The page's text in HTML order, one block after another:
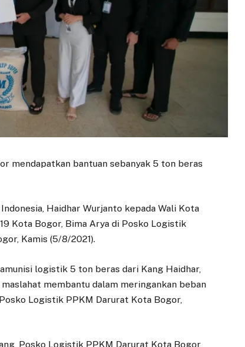
mendapatkan bantuan sebanyak 5 ton beras
Haidhar Wurjanto kepada Wali Kota
Kota Bogor, Bima Arya di Posko Logistik
Kamis (5/8/2021).
logistik 5 ton beras dari Kang Haidhar,
membantu dalam meringankan beban
Logistik PPKM Darurat Kota Bogor,
Posko Logistik PPKM Darurat Kota Bogor